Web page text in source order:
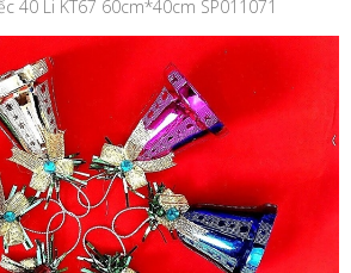
40 Li KT67 60cm*40cm SP011071